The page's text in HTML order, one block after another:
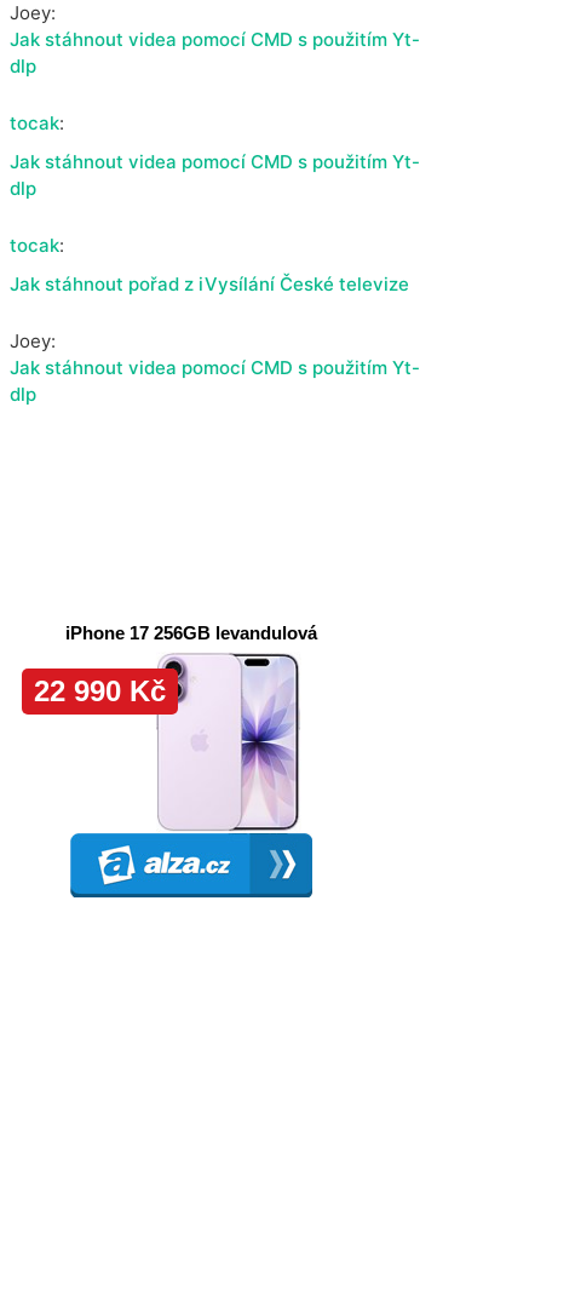
Joey:
Jak stáhnout videa pomocí CMD s použitím Yt-
dlp
tocak:
Jak stáhnout videa pomocí CMD s použitím Yt-
dlp
tocak:
Jak stáhnout pořad z iVysílání České televize
Joey:
Jak stáhnout videa pomocí CMD s použitím Yt-
dlp